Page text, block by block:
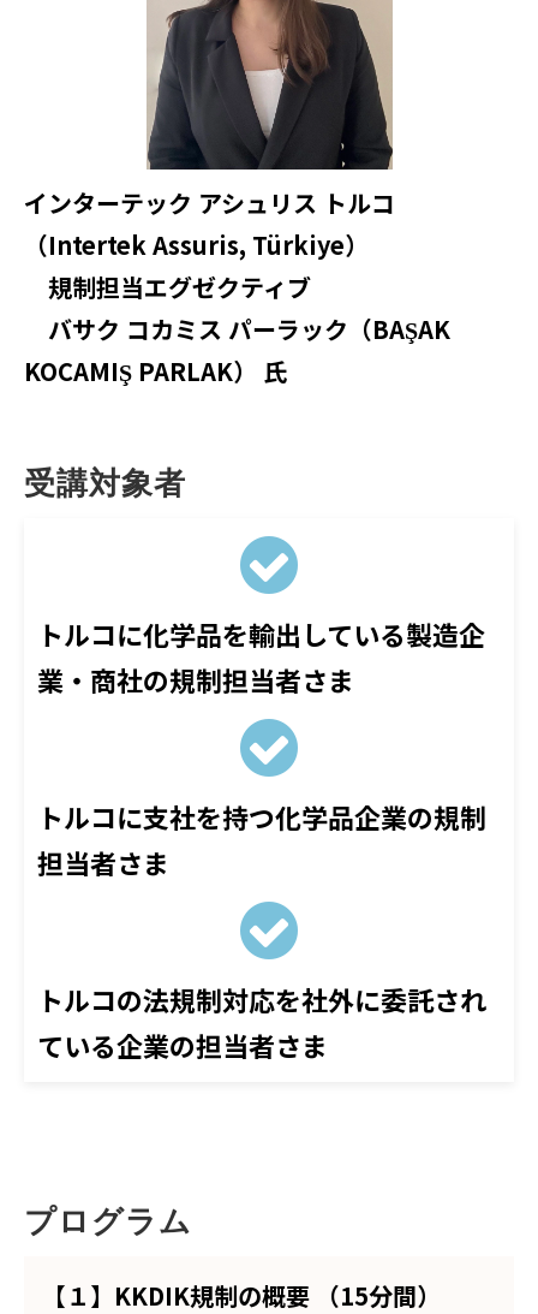
インターテック アシュリス トルコ
（Intertek Assuris, Türkiye）
規制担当エグゼクティブ
バサク コカミス パーラック（BAŞAK
KOCAMIŞ PARLAK） 氏
受講対象者
トルコに化学品を輸出している製造企
業・商社の規制担当者さま
トルコに支社を持つ化学品企業の規制
担当者さま
トルコの法規制対応を社外に委託され
ている企業の担当者さま
プログラム
【１】KKDIK規制の概要 （15分間）